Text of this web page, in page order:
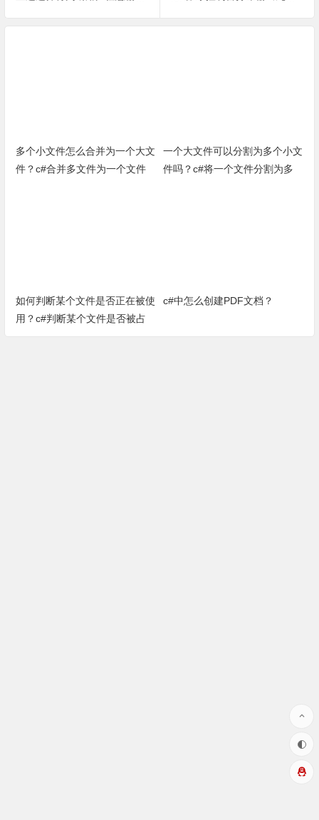
多个小文件怎么合并为一个大文
件？c#合并多文件为一个文件
一个大文件可以分割为多个小文
件吗？c#将一个文件分割为多
如何判断某个文件是否正在被使
用？c#判断某个文件是否被占
用方法（完整源代码）
c#中怎么创建PDF文档？